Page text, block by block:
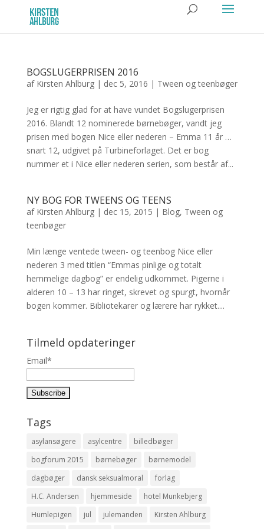
BOGSLUGERPRISEN 2016
af Kirsten Ahlburg| dec 5, 2016 | Tween og teenbøger
Jeg er rigtig glad for at have vundet Bogslugerprisen
2016. Blandt 12 nominerede børnebøger, vandt jeg
prisen med bogen Nice eller nederen – Emma 11 år …
snart 12, udgivet på Turbineforlaget. Det er bog
nummer et i Nice eller nederen serien, som består af...
NY BOG FOR TWEENS OG TEENS
af Kirsten Ahlburg| dec 15, 2015 | Blog, Tween og
teenbøger
Min længe ventede tween- og teenbog Nice eller
nederen 3 med titlen “Emmas pinlige og totalt
hemmelige dagbog” er endelig udkommet. Pigerne i
alderen 10 – 13 har ringet, skrevet og spurgt, hvornår
bogen kommer. Bibliotekarer og lærere har rykket....
Tilmeld opdateringer
Email*
Tags
asylansøgere asylcentre
billedbøger
bogforum 2015
børnebøger
børnemodel
dagbøger
dansk seksualmoral
forlag
H.C. Andersen
hjemmeside
hotel Munkebjerg
Humlepigen
jul julemanden
Kirsten Ahlburg